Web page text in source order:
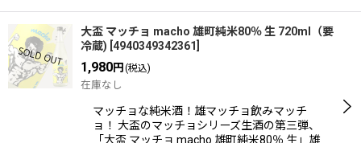
大盃 マッチョ macho 雄町純米80％ 生 720ml（要
冷蔵) 4940349342361
1,980円 (税込)
在庫なし
マッチョな純米酒！雄マッチョ飲みマッチ
ョ！ 大盃のマッチョシリーズ生酒の第三弾、
「大盃 マッチョ macho 雄町純米80％ 生」雄